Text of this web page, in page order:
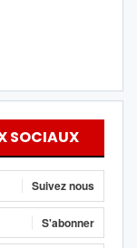
SOCIAUX
Suivez nous
S'abonner